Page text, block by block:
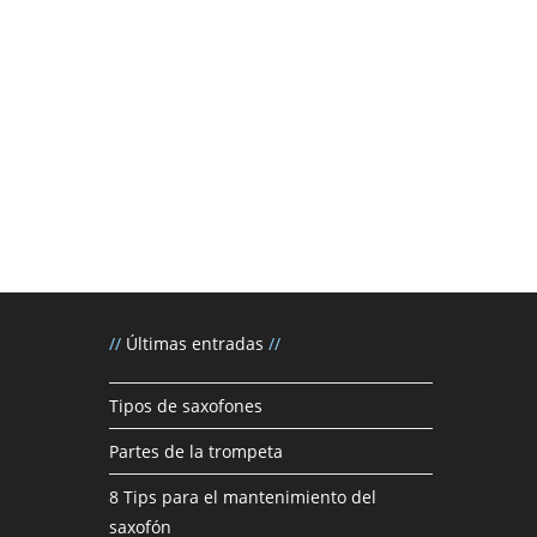
// Últimas entradas //
Tipos de saxofones
Partes de la trompeta
8 Tips para el mantenimiento del
saxofón